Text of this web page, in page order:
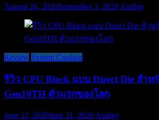
August 26, 2020September 3, 2020 Audigy
Review System Cooling
รีวิว CPU Block แบบ Direct Die สำห
Gen10TH ตัวแรกของโลก
June 11, 2020June 11, 2020 Audigy